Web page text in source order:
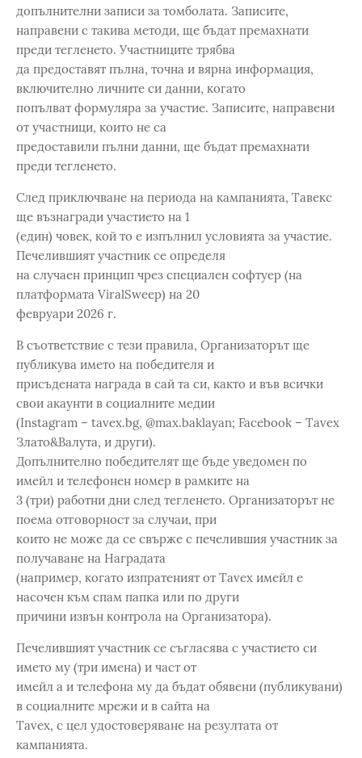
допълнителни записи за томболата. Записите,
направени с такива методи, ще бъдат премахнати
преди тегленето. Участниците трябва
да предоставят пълна, точна и вярна информация,
включително личните си данни, когато
попълват формуляра за участие. Записите, направени
от участници, които не са
предоставили пълни данни, ще бъдат премахнати
преди тегленето.
След приключване на периода на кампанията, Тавекс
ще възнагради участието на 1
(един) човек, кой то е изпълнил условията за участие.
Печелившият участник се определя
на случаен принцип чрез специален софтуер (на
платформата ViralSweep) на 20
февруари 2026 г.
В съответствие с тези правила, Организаторът ще
публикува името на победителя и
присъдената награда в сай та си, както и във всички
свои акаунти в социалните медии
(Instagram – tavex.bg, @max.baklayan; Facebook – Tavex
Злато&Валута, и други).
Допълнително победителят ще бъде уведомен по
имейл и телефонен номер в рамките на
3 (три) работни дни след тегленето. Организаторът не
поема отговорност за случаи, при
които не може да се свърже с печелившия участник за
получаване на Наградата
(например, когато изпратеният от Tavex имейл е
насочен към спам папка или по други
причини извън контрола на Организатора).
Печелившият участник се съгласява с участието си
името му (три имена) и част от
имейл а и телефона му да бъдат обявени (публикувани)
в социалните мрежи и в сайта на
Tavex, с цел удостоверяване на резултата от
кампанията.